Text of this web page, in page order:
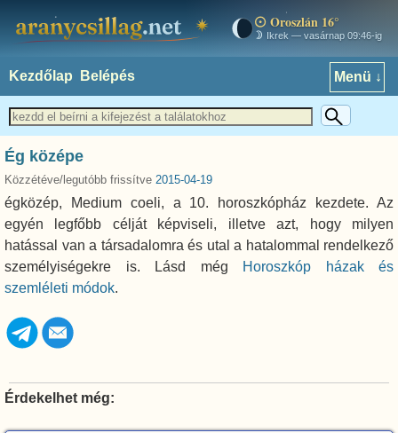
aranycsillag.net Oroszlán 16°
Ikrek — vasárnap 09:46-ig
Kezdőlap Belépés Menü ↓
Ég középe
Közzétéve/legutóbb frissítve 2015-04-19
égközép, Medium coeli, a 10. horoszkópház kezdete. Az
egyén legfőbb célját képviseli, illetve azt, hogy milyen
hatással van a társadalomra és utal a hatalommal rendelkező
személyiségekre is. Lásd még
Horoszkóp házak és
szemléleti módok.
Érdekelhet még: